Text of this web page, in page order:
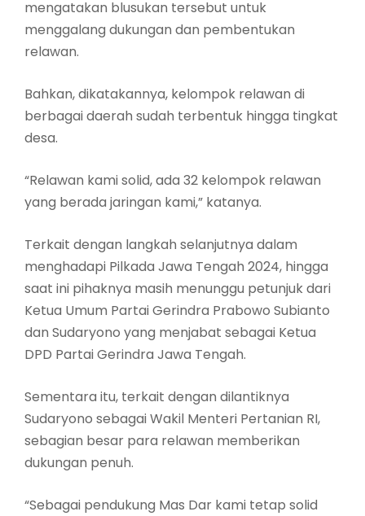
mengatakan blusukan tersebut untuk
menggalang dukungan dan pembentukan
relawan.
Bahkan, dikatakannya, kelompok relawan di
berbagai daerah sudah terbentuk hingga tingkat
desa.
“Relawan kami solid, ada 32 kelompok relawan
yang berada jaringan kami,” katanya.
Terkait dengan langkah selanjutnya dalam
menghadapi Pilkada Jawa Tengah 2024, hingga
saat ini pihaknya masih menunggu petunjuk dari
Ketua Umum Partai Gerindra Prabowo Subianto
dan Sudaryono yang menjabat sebagai Ketua
DPD Partai Gerindra Jawa Tengah.
Sementara itu, terkait dengan dilantiknya
Sudaryono sebagai Wakil Menteri Pertanian RI,
sebagian besar para relawan memberikan
dukungan penuh.
“Sebagai pendukung Mas Dar kami tetap solid